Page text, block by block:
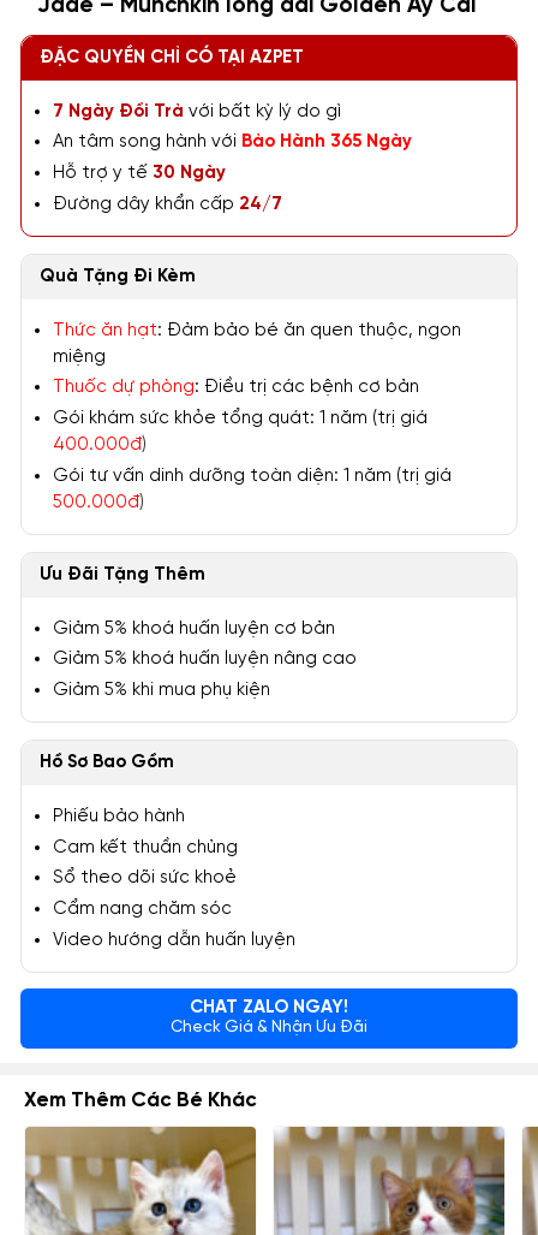
Jade – Munchkin lông dài Golden Ay Cái
ĐẶC QUYỀN CHỈ CÓ TẠI AZPET
7 Ngày Đổi Trả với bất kỳ lý do gì
An tâm song hành với Bảo Hành 365 Ngày
Hỗ trợ y tế 30 Ngày
Đường dây khẩn cấp 24/7
Quà Tặng Đi Kèm
Thức ăn hạt: Đảm bảo bé ăn quen thuộc, ngon
miệng
Thuốc dự phòng: Điều trị các bệnh cơ bản
Gói khám sức khỏe tổng quát: 1 năm (trị giá
400.000đ)
Gói tư vấn dinh dưỡng toàn diện: 1 năm (trị giá
500.000đ)
Ưu Đãi Tặng Thêm
Giảm 5% khoá huấn luyện cơ bản
Giảm 5% khoá huấn luyện nâng cao
Giảm 5% khi mua phụ kiện
Hồ Sơ Bao Gồm
Phiếu bảo hành
Cam kết thuần chủng
Sổ theo dõi sức khoẻ
Cẩm nang chăm sóc
Video hướng dẫn huấn luyện
CHAT ZALO NGAY!
Check Giá & Nhận Ưu Đãi
Xem Thêm Các Bé Khác